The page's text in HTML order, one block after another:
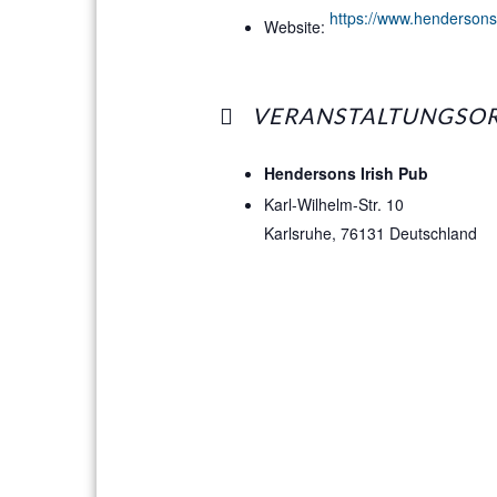
Website: https://
Hendersons Irish Pub
Karl-Wilhelm-Str. 10
Karlsruhe, 76131 Deutschland